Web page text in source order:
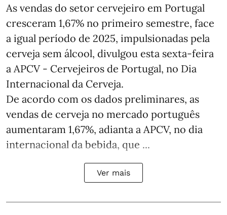
As vendas do setor cervejeiro em Portugal
cresceram 1,67% no primeiro semestre, face
a igual período de 2025, impulsionadas pela
cerveja sem álcool, divulgou esta sexta-feira
a APCV - Cervejeiros de Portugal, no Dia
Internacional da Cerveja.
De acordo com os dados preliminares, as
vendas de cerveja no mercado português
aumentaram 1,67%, adianta a APCV, no dia
internacional da bebida, que ...
Ver mais